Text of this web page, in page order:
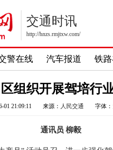
交通时讯
http://hnzs.rmjtxw.com/
警在线 汽车报道 铁
组织开展驾培行
01 21:09:11 来源： 人民交通 字体：
通讯员 柳毅